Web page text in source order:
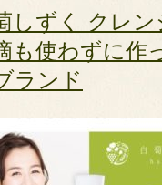
しずく クレン
も使わずに作
ランド